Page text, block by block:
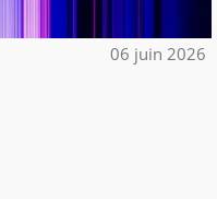
06 juin 2026